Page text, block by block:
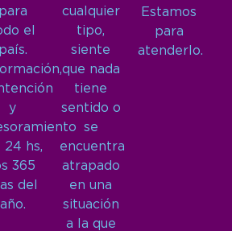
para
el
país.
y
24 hs,
365
del
año.
cualquier
tipo,
siente
que nada
tiene
sentido o
se
encuentra
atrapado
en una
situación
a la que
Estamos
para
atenderlo.